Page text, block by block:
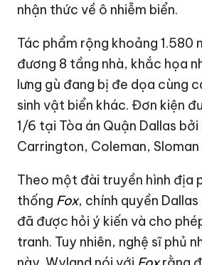
nhận thức về ô nhiễm biển.
Tác phẩm rộng khoảng 1.580
đương 8 tầng nhà, khắc họa
lưng gù đang bị đe dọa cùng
sinh vật biển khác. Đơn kiện
1/6 tại Tòa án Quận Dallas
Carrington, Coleman, Sloman
Theo một đài truyền hình địa
thống Fox, chính quyền
đã được hỏi ý kiến và cho
tranh. Tuy nhiên, nghệ sĩ phủ